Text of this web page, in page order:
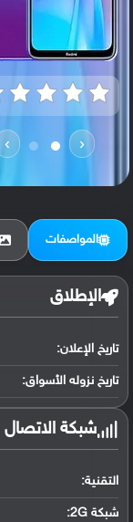
‹
›
المواصفات
الإطلاق
تاريخ الإعلان:
تاريخ نزوله الأسواق:
شبكة الاتصال
التقنية:
شبكة 2G: